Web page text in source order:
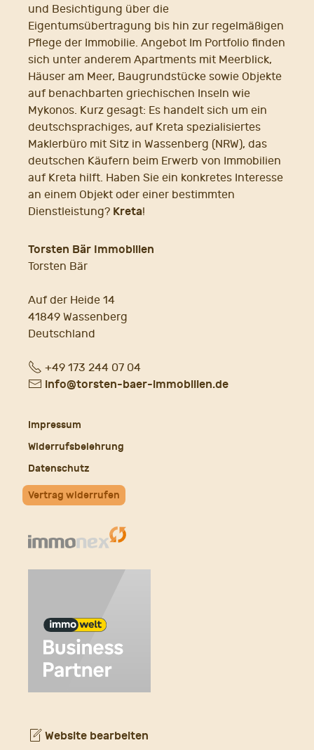
und Besichtigung über die
Eigentumsübertragung bis hin zur regelmäßigen
Pflege der Immobilie. Angebot Im Portfolio finden
sich unter anderem Apartments mit Meerblick,
Häuser am Meer, Baugrundstücke sowie Objekte
auf benachbarten griechischen Inseln wie
Mykonos. Kurz gesagt: Es handelt sich um ein
deutschsprachiges, auf Kreta spezialisiertes
Maklerbüro mit Sitz in Wassenberg (NRW), das
deutschen Käufern beim Erwerb von Immobilien
auf Kreta hilft. Haben Sie ein konkretes Interesse
an einem Objekt oder einer bestimmten
Dienstleistung? Kreta!
Torsten Bär Immobilien
Torsten Bär
Auf der Heide 14
41849 Wassenberg
Deutschland
Fon+49 173 244 07 04
E- info@torsten-baer-immobilien.de
Impressum
Widerrufsbelehrung
Datenschutz
Vertrag widerrufen
Website bearbeiten